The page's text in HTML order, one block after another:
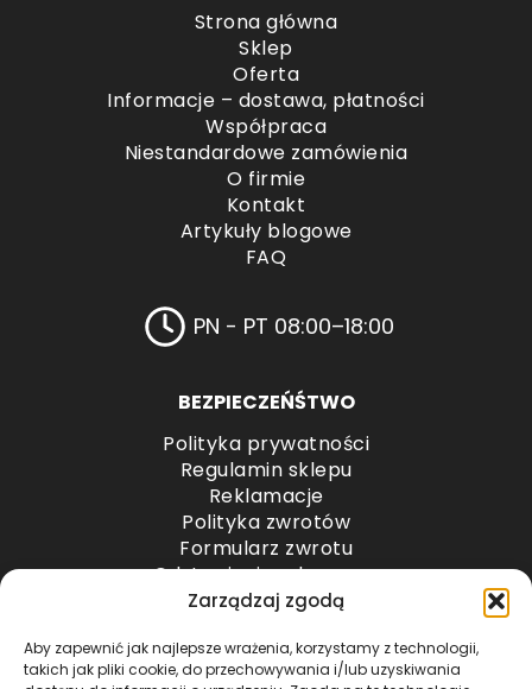
Zarządzaj zgodą
Aby zapewnić jak najlepsze wrażenia, korzystamy z technologii,
takich jak pliki cookie, do przechowywania i/lub uzyskiwania
Strona główna
Sklep
Oferta
Informacje – dostawa, płatności
Współpraca
Niestandardowe zamówienia
O firmie
Kontakt
Artykuły blogowe
FAQ
PN - PT 08:00–18:00
BEZPIECZEŃŚTWO
Polityka prywatności
Regulamin sklepu
Reklamacje
Polityka zwrotów
Formularz zwrotu
Odstąpienie od umowy
Odstąpienie od umowy – przesyłki paletowe
METODY PŁATNOŚCI